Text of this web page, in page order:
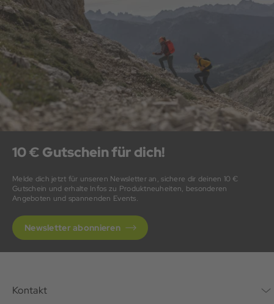
10 € Gutschein für dich!
Melde dich jetzt für unseren Newsletter an, sichere dir deinen 10 €
Gutschein und erhalte Infos zu Produktneuheiten, besonderen
Angeboten und spannenden Events.
Newsletter abonnieren
Kontakt